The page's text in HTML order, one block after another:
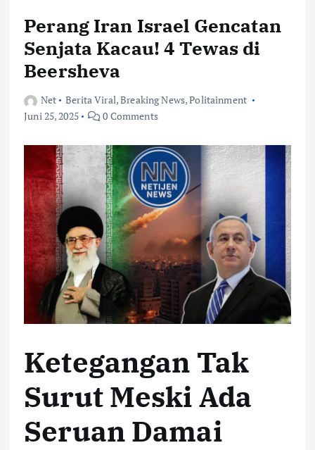
Perang Iran Israel Gencatan
Senjata Kacau! 4 Tewas di
Beersheva
Net Berita Viral,Breaking News,Politainment
Juni 25, 2025
0 Comments
Ketegangan Tak
Surut Meski Ada
Seruan Damai